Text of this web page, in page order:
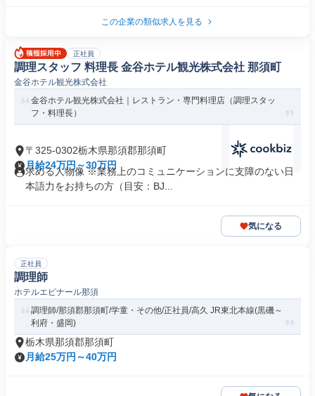
この企業の類似求人を見る
正社員
調理スタッフ 料理長 金谷ホテル観光株式会社 那須町
金谷ホテル観光株式会社
金谷ホテル観光株式会社｜レストラン・専門料理店（調理スタッ
フ・料理長）
〒325-0302栃木県那須郡那須町
月給24万円～30万円
求める人物像 ※業務上のコミュニケーションに支障のない日
本語力をお持ちの方（目安：BJ...
気になる
正社員
調理師
ホテルエピナール那須
調理師/那須郡那須町/学童・その他/正社員/高久 JR東北本線(黒磯～
利府・盛岡)
栃木県那須郡那須町
月給25万円～40万円